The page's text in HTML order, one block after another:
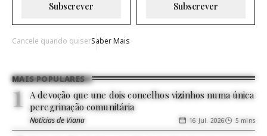
Subscrever Subscrever
Cancele quando quiserSaber Mais
MAIS POPULARES
A devoção que une dois concelhos vizinhos numa única
peregrinação comunitária
Notícias de Viana 16 Jul. 2026 5 mins